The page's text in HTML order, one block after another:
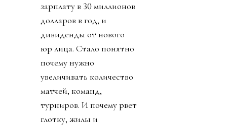
зарплату в 30 миллионов
долларов в год, и
дивиденды от нового
юр лица. Стало понятно
почему нужно
увеличивать количество
матчей, команд,
турниров. И почему рвет
глотку, жилы и